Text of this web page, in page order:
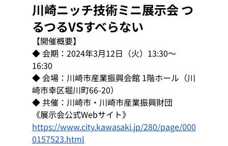
川崎ニッチ技術ミニ展示会 つ
るつるVSすべらない
【開催概要】
◆ 会期：2024年3月12日（火）13:30～
16:30
◆ 会場：川崎市産業振興会館 1階ホール（川
崎市幸区堀川町66-20）
◆ 共催：川崎市・川崎市産業振興財団
《展示会公式Webサイト》
https://www.city.kawasaki.jp/280/page/000
0157523.html